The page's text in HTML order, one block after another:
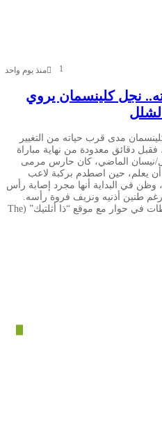
منذ يوم واحد
كلينسمان يروي
قرب حياته من التغيير
معدودة من نهاية مباراة
الماضي، كان حارس مرمى
حين اصطدم بركبة لاعب
البداية أنها مجرد إصابة رأس
أذنيه ونزيف فروة رأسه.
ويتذكر كلينسمان تلك اللحظات في حوار مع موقع “ذا أثلتيك” (The